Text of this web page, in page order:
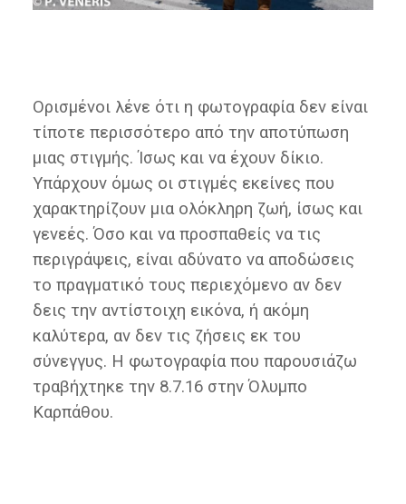
Ορισμένοι λένε ότι η φωτογραφία δεν είναι
τίποτε περισσότερο από την αποτύπωση
μιας στιγμής. Ίσως και να έχουν δίκιο.
Υπάρχουν όμως οι στιγμές εκείνες που
χαρακτηρίζουν μια ολόκληρη ζωή, ίσως και
γενεές. Όσο και να προσπαθείς να τις
περιγράψεις, είναι αδύνατο να αποδώσεις
το πραγματικό τους περιεχόμενο αν δεν
δεις την αντίστοιχη εικόνα, ή ακόμη
καλύτερα, αν δεν τις ζήσεις εκ του
σύνεγγυς. Η φωτογραφία που παρουσιάζω
τραβήχτηκε την 8.7.16 στην Όλυμπο
Καρπάθου.